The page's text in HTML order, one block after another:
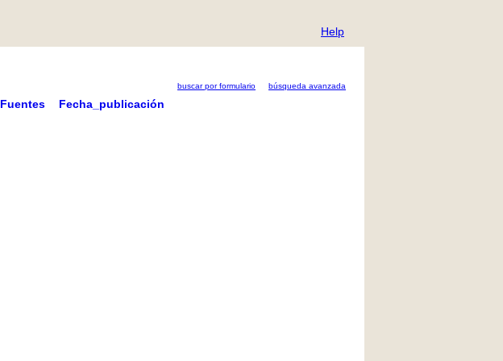
Help
buscar por formulario búsqueda avanzada
Fuentes Fecha_publicación